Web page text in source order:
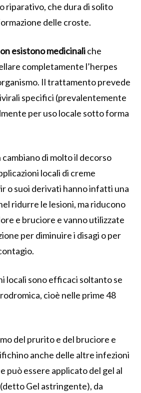
riparativo, che dura di solito
delle croste.
esistono medicinaliche
completamente l’herpes
Il trattamento prevede
specifici (prevalentemente
per uso locale sotto forma
di molto il decorso
locali di creme
o suoi derivati hanno infatti una
ridurre le lesioni, ma riducono
e bruciore e vanno utilizzate
per diminuire i disagi o per
locali sono efficaci soltanto se
cioè nelle prime 48
del prurito e del bruciore e
anche delle altre infezioni
può essere applicato del gel al
Gel astringente), da